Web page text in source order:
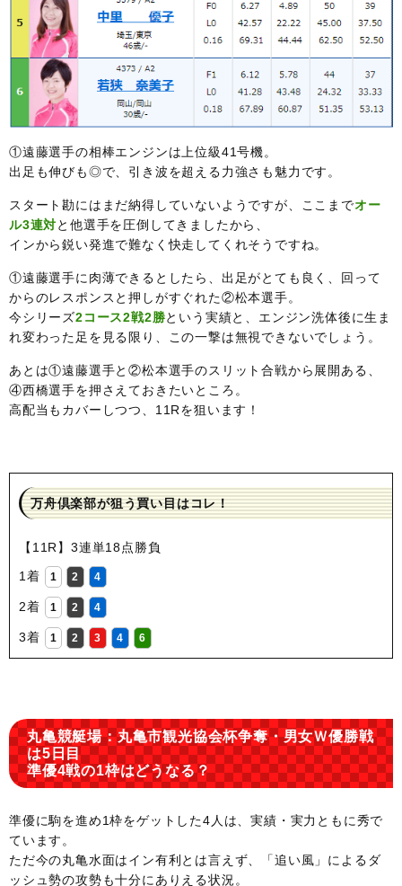
①遠藤選手の相棒エンジンは上位級41号機。
出足も伸びも◎で、引き波を超える力強さも魅力です。
スタート勘にはまだ納得していないようですが、ここまでオー
ル3連対と他選手を圧倒してきましたから、
インから鋭い発進で難なく快走してくれそうですね。
①遠藤選手に肉薄できるとしたら、出足がとても良く、回って
からのレスポンスと押しがすぐれた②松本選手。
今シリーズ2コース2戦2勝という実績と、エンジン洗体後に生ま
れ変わった足を見る限り、この一撃は無視できないでしょう。
あとは①遠藤選手と②松本選手のスリット合戦から展開ある、
④西橋選手を押さえておきたいところ。
高配当もカバーしつつ、11Rを狙います！
万舟倶楽部が狙う買い目はコレ！
【11R】3連単18点勝負
1着
1 2 4
2着 1 2 4
3着 1 2 3 4 6
丸亀競艇場：丸亀市観光協会杯争奪・男女Ｗ優勝戦
は5日目
準優4戦の1枠はどうなる？
準優に駒を進め1枠をゲットした4人は、実績・実力ともに秀で
ています。
ただ今の丸亀水面はイン有利とは言えず、「追い風」によるダ
ッシュ勢の攻勢も十分にありえる状況。